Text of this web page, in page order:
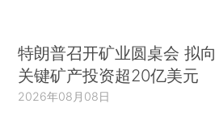
特朗普召开矿业圆桌会 拟向
关键矿产投资超20亿美元
2026年08月08日